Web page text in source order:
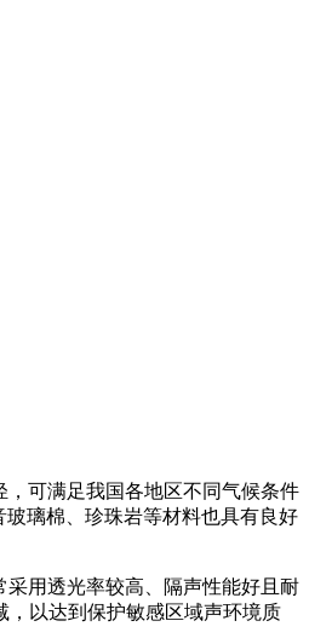
可满足我国各地区不同气候条件
璃棉、珍珠岩等材料也具有良好
用透光率较高、隔声性能好且耐
以达到保护敏感区域声环境质